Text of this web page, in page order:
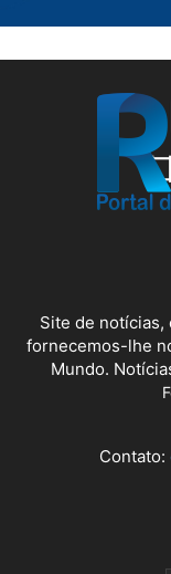
Site de notícias,
fornecemos-lhe
Mundo.
Contato: